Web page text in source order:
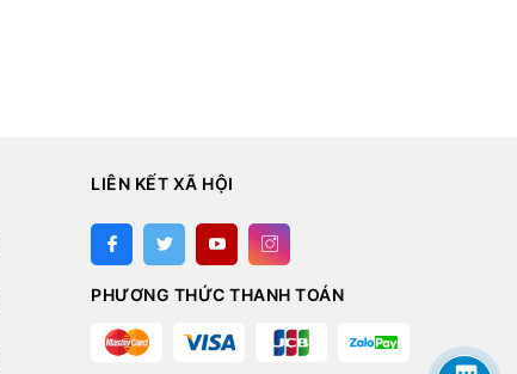
LIÊN KẾT XÃ HỘI
PHƯƠNG THỨC THANH TOÁN